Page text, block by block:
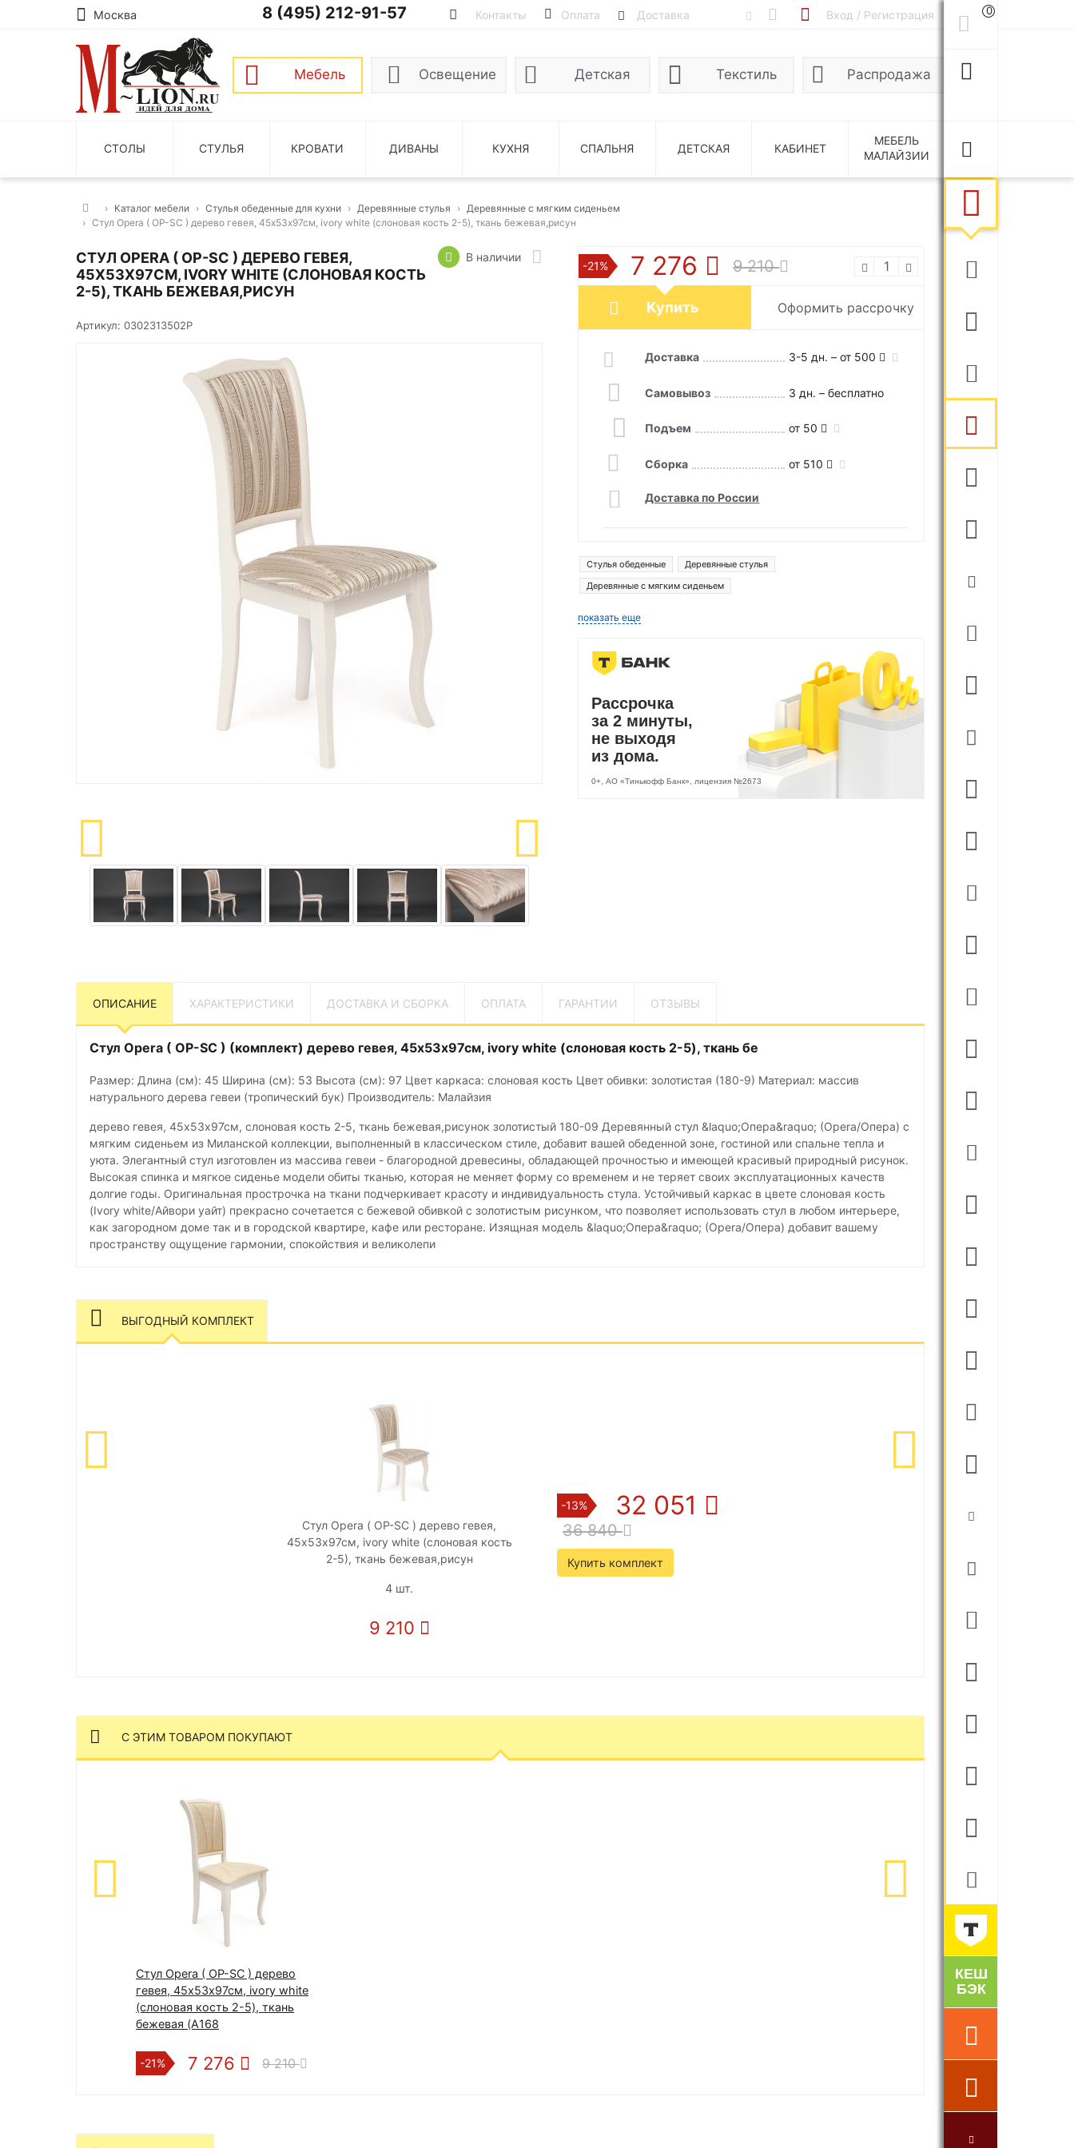
Москва 8 (495) 212-91-57 Контакты Оплата Доставка Вход / Регистрация 0
Мебель Освещение Детская Текстиль Распродажа
СТОЛЫ СТУЛЬЯ КРОВАТИ ДИВАНЫ КУХНЯ СПАЛЬНЯ ДЕТСКАЯ КАБИНЕТ
МЕБЕЛЬ
МАЛАЙЗИИ
Каталог мебели Стулья обеденные для кухни Деревянные стулья
Деревянные с мягким сиденьем
Стул Opera ( OP-SC ) дерево гевея, 45х53х97см, ivory white (слоновая кость 2-5), ткань бежевая,рисун
В наличии
СТУЛ OPERA ( OP-SC ) ДЕРЕВО ГЕВЕЯ,
45Х53Х97СМ, IVORY WHITE (СЛОНОВАЯ КОСТЬ
2-5), ТКАНЬ БЕЖЕВАЯ,РИСУН
Артикул: 0302313502Р
-21% 7 276 9 210
Купить Оформить рассрочку
Доставка 3-5 дн. – от 500
Самовывоз 3 дн. – бесплатно
Подъем от 50
Сборка от 510
Доставка по России
Стулья обеденные
Деревянные стулья
Деревянные с мягким сиденьем
показать еще
Рассрочка
за 2 минуты,
не выходя
из дома.
0+, АО «Тинькофф Банк», лицензия №2673
ОПИСАНИЕ ХАРАКТЕРИСТИКИ ДОСТАВКА И СБОРКА ОПЛАТА ГАРАНТИИ ОТЗЫВЫ
Стул Opera ( OP-SC ) (комплект) дерево гевея, 45х53х97см, ivory white (слоновая кость 2-5), ткань бе
Размер: Длина (см): 45 Ширина (см): 53 Высота (см): 97 Цвет каркаса: слоновая кость Цвет обивки: золотистая (180-9) Материал: массив
натурального дерева гевеи (тропический бук) Производитель: Малайзия
дерево гевея, 45х53х97см, слоновая кость 2-5, ткань бежевая,рисунок золотистый 180-09 Деревянный стул &laquo;Опера&raquo; (Opera/Опера) с
мягким сиденьем из Миланской коллекции, выполненный в классическом стиле, добавит вашей обеденной зоне, гостиной или спальне тепла и
уюта. Элегантный стул изготовлен из массива гевеи - благородной древесины, обладающей прочностью и имеющей красивый природный рисунок.
Высокая спинка и мягкое сиденье модели обиты тканью, которая не меняет форму со временем и не теряет своих эксплуатационных качеств
долгие годы. Оригинальная прострочка на ткани подчеркивает красоту и индивидуальность стула. Устойчивый каркас в цвете слоновая кость
(Ivory white/Айвори уайт) прекрасно сочетается с бежевой обивкой с золотистым рисунком, что позволяет использовать стул в любом интерьере,
как загородном доме так и в городской квартире, кафе или ресторане. Изящная модель &laquo;Опера&raquo; (Opera/Опера) добавит вашему
пространству ощущение гармонии, спокойствия и великолепи
ВЫГОДНЫЙ КОМПЛЕКТ
Стул Opera ( OP-SC ) дерево гевея,
45х53х97см, ivory white (слоновая кость
2-5), ткань бежевая,рисун
4 шт.
9 210
-13% 32 051
36 840
Купить комплект
С ЭТИМ ТОВАРОМ ПОКУПАЮТ
Стул Opera ( OP-SC ) дерево
гевея, 45х53х97см, ivory white
(слоновая кость 2-5), ткань
бежевая (A168
-21% 7 276 9 210